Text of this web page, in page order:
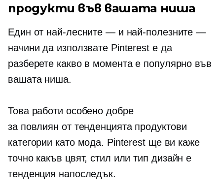
продукти във вашата ниша
Един от най-лесните — и най-полезните —
начини да използвате Pinterest е да
разберете какво в момента е популярно във
вашата ниша.
Това работи особено добре
за повлиян от тенденциятапродуктови
категории като мода. Pinterest ще ви каже
точно какъв цвят, стил илитип дизайн е
тенденция напоследък.